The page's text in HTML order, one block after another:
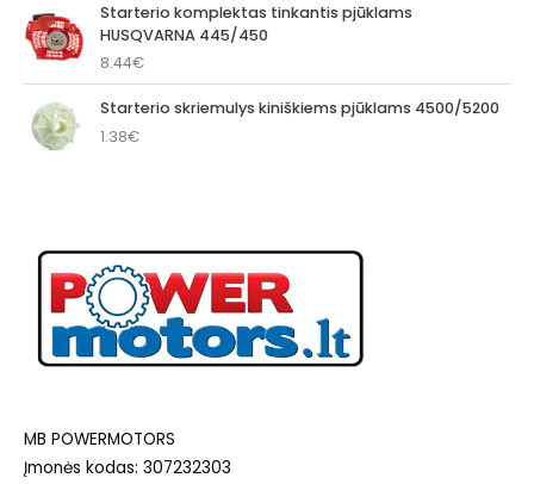
Starterio komplektas tinkantis pjūklams
HUSQVARNA 445/450
8.44€
Starterio skriemulys kiniškiems pjūklams 4500/5200
1.38€
MB POWERMOTORS
Įmonės kodas: 307232303